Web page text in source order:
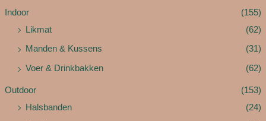
Indoor
(155)
Likmat
(62)
Manden & Kussens (31)
Voer & Drinkbakken (62)
Outdoor
(153)
Halsbanden
(24)